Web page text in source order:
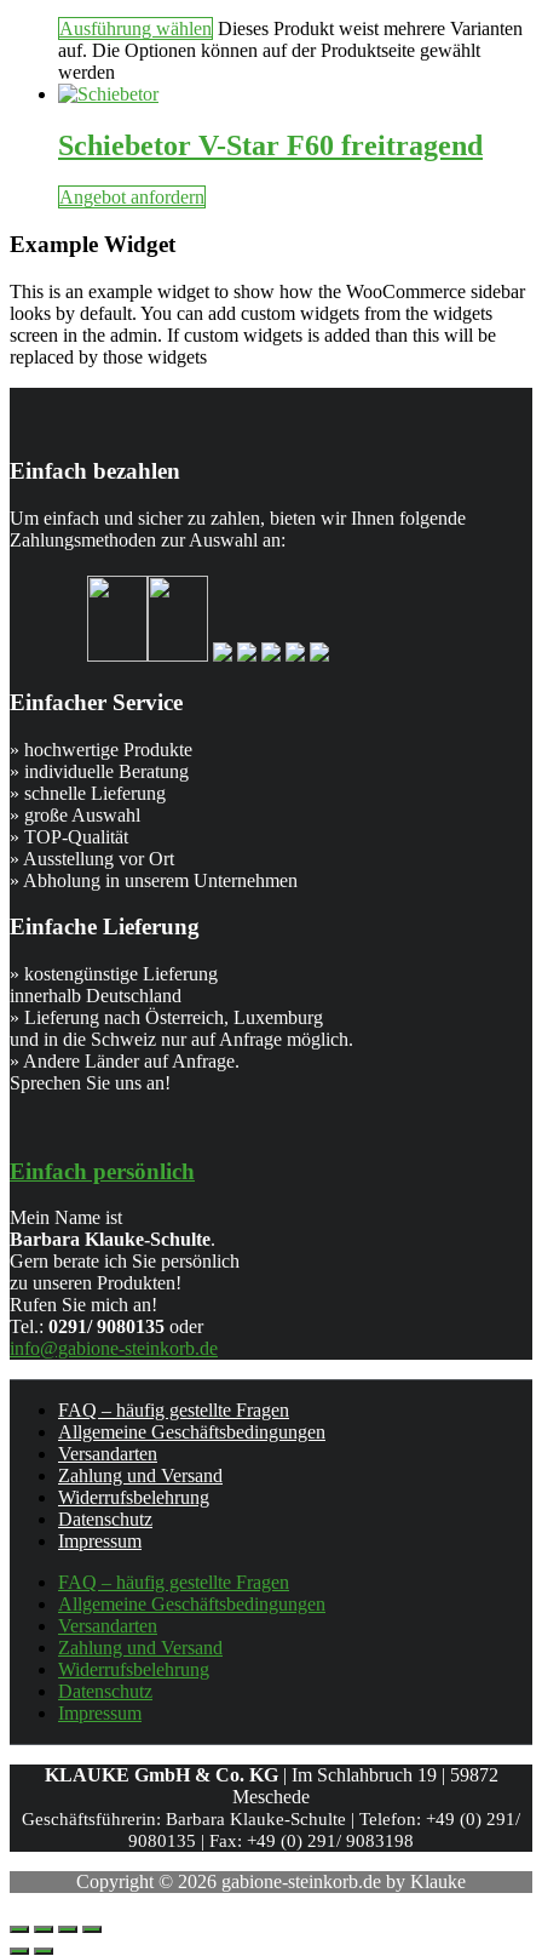
Ausführung wählen Dieses Produkt weist mehrere Varianten
auf. Die Optionen können auf der Produktseite gewählt
werden
Schiebetor V-Star F60 freitragend
Angebot anfordern
Example Widget
This is an example widget to show how the WooCommerce sidebar
looks by default. You can add custom widgets from the widgets
screen in the admin. If custom widgets is added than this will be
replaced by those widgets
Einfach bezahlen
Um einfach und sicher zu zahlen, bieten wir Ihnen folgende
Zahlungsmethoden zur Auswahl an:
Einfacher Service
» hochwertige Produkte
» individuelle Beratung
» schnelle Lieferung
» große Auswahl
» TOP-Qualität
» Ausstellung vor Ort
» Abholung in unserem Unternehmen
Einfache Lieferung
» kostengünstige Lieferung
innerhalb Deutschland
» Lieferung nach Österreich, Luxemburg
und in die Schweiz nur auf Anfrage möglich.
» Andere Länder auf Anfrage.
Sprechen Sie uns an!
Einfach persönlich
Mein Name ist
Barbara Klauke-Schulte.
Gern berate ich Sie persönlich
zu unseren Produkten!
Rufen Sie mich an!
Tel.: 0291/ 9080135 oder
info@gabione-steinkorb.de
FAQ – häufig gestellte Fragen
Allgemeine Geschäftsbedingungen
Versandarten
Zahlung und Versand
Widerrufsbelehrung
Datenschutz
Impressum
FAQ – häufig gestellte Fragen
Allgemeine Geschäftsbedingungen
Versandarten
Zahlung und Versand
Widerrufsbelehrung
Datenschutz
Impressum
KLAUKE GmbH & Co. KG| Im Schlahbruch 19 | 59872
Meschede
Geschäftsführerin: Barbara Klauke-Schulte | Telefon: +49 (0) 291/
9080135 | Fax: +49 (0) 291/ 9083198
Copyright © 2026 gabione-steinkorb.de by Klauke